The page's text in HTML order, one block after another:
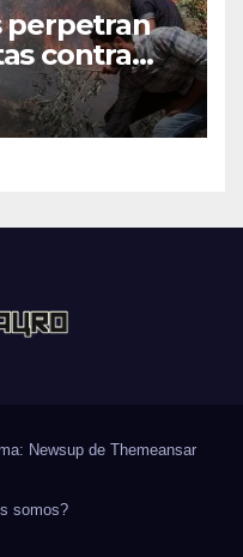
perpetran
contra
en
Newsup de Themeansar
somos?